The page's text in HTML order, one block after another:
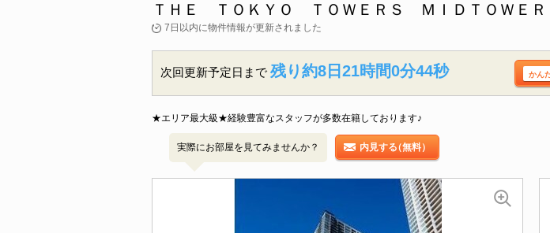
ＴＨＥ ＴＯＫＹＯ ＴＯＷＥＲＳ ＭＩＤＴＯＷＥＲ
7日以内に物件情報が更新されました
次回更新予定日まで 残り約8日21時間0分43秒 かん
★エリア最大級★経験豊富なスタッフが多数在籍しております♪
実際にお部屋を見てみませんか？ 内見する（無料）